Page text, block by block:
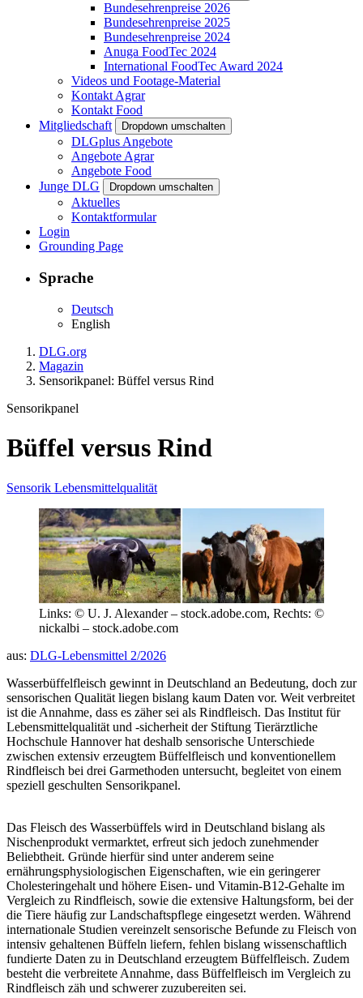
Bundesehrenpreise 2026
Bundesehrenpreise 2025
Bundesehrenpreise 2024
Anuga FoodTec 2024
International FoodTec Award 2024
Videos und Footage-Material
Kontakt Agrar
Kontakt Food
Mitgliedschaft
Dropdown umschalten
DLGplus Angebote
Angebote Agrar
Angebote Food
Junge DLG
Dropdown umschalten
Aktuelles
Kontaktformular
Login
Grounding Page
Sprache
Deutsch
English
DLG.org
Magazin
Sensorikpanel: Büffel versus Rind
Sensorikpanel
Büffel versus Rind
Sensorik Lebensmittelqualität
Links: © U. J. Alexander – stock.adobe.com, Rechts: ©
nickalbi – stock.adobe.com
aus: DLG-Lebensmittel 2/2026
Wasserbüffelfleisch gewinnt in Deutschland an Bedeutung, doch zur
sensorischen Qualität liegen bislang kaum Daten vor. Weit verbreitet
ist die Annahme, dass es zäher sei als Rindfleisch. Das Institut für
Lebensmittelqualität und -sicherheit der Stiftung Tierärztliche
Hochschule Hannover hat deshalb sensorische Unterschiede
zwischen extensiv erzeugtem Büffelfleisch und konventionellem
Rindfleisch bei drei Garmethoden untersucht, begleitet von einem
speziell geschulten Sensorikpanel.
Das Fleisch des Wasserbüffels wird in Deutschland bislang als
Nischenprodukt vermarktet, erfreut sich jedoch zunehmender
Beliebtheit. Gründe hierfür sind unter anderem seine
ernährungsphysiologischen Eigenschaften, wie ein geringerer
Cholesteringehalt und höhere Eisen- und Vitamin-B12-Gehalte im
Vergleich zu Rindfleisch, sowie die extensive Haltungsform, bei der
die Tiere häufig zur Landschaftspflege eingesetzt werden. Während
internationale Studien vereinzelt sensorische Befunde zu Fleisch von
intensiv gehaltenen Büffeln liefern, fehlen bislang wissenschaftlich
fundierte Daten zu in Deutschland erzeugtem Büffelfleisch. Zudem
besteht die verbreitete Annahme, dass Büffelfleisch im Vergleich zu
Rindfleisch zäh und schwerer zuzubereiten sei.